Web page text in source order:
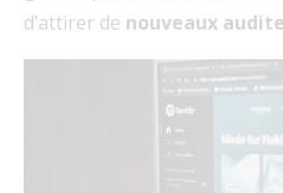
d’attirer de nouveaux